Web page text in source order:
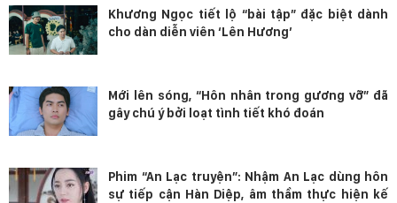
Khương Ngọc tiết lộ “bài tập” đặc biệt dành
cho dàn diễn viên ‘Lên Hương’
Mới lên sóng, “Hôn nhân trong gương vỡ” đã
gây chú ý bởi loạt tình tiết khó đoán
Phim “An Lạc truyện”: Nhậm An Lạc dùng hôn
sự tiếp cận Hàn Diệp, âm thầm thực hiện kế